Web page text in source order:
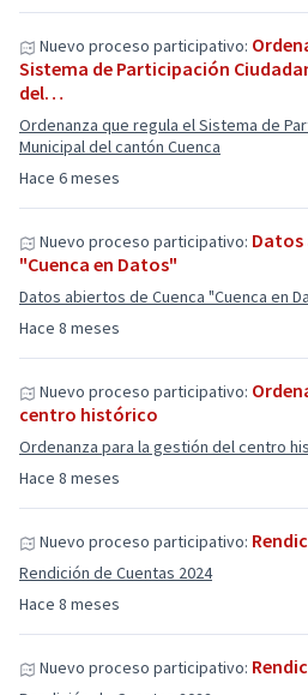
Hace 6 meses
Nuevo proceso participativo:
Sistema de Participación
del…
Ordenanza que regula el Sistema de
Municipal del cantón Cuenca
Hace 8 meses
Nuevo proceso participativo: Datos
"Cuenca en Datos"
Datos abiertos de Cuenca "Cuenca en
Hace 8 meses
Nuevo proceso participativo:
centro histórico
Ordenanza para la gestión del centro
Hace 8 meses
Nuevo proceso participativo:
Rendición de Cuentas 2024
Nuevo proceso participativo: